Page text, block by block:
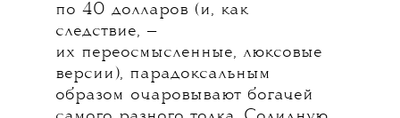
по 40 долларов (и, как
следствие, —
их переосмысленные, люксовые
версии), парадоксальным
образом очаровывают богачей